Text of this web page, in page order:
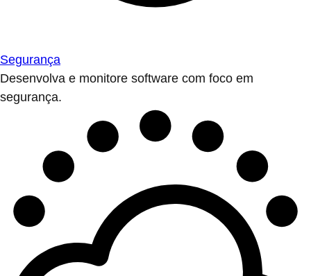
Segurança
Desenvolva e monitore software com foco em
segurança.